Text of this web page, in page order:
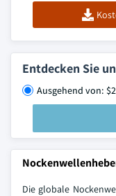
Entdecken Sie
Ausgehend von:
Die globale